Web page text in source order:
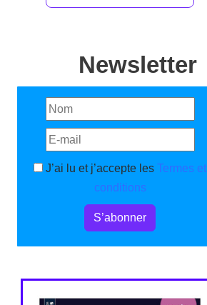
Newsletter
J’ai lu et j’accepte les Termes et
conditions
S’abonner